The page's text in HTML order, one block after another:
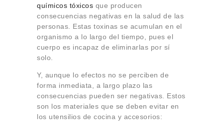
químicos tóxicos que producen
consecuencias negativas en la salud de las
personas. Estas toxinas se acumulan en el
organismo a lo largo del tiempo, pues el
cuerpo es incapaz de eliminarlas por sí
solo.
Y, aunque lo efectos no se perciben de
forma inmediata, a largo plazo las
consecuencias pueden ser negativas. Estos
son los materiales que se deben evitar en
los utensilios de cocina y accesorios: